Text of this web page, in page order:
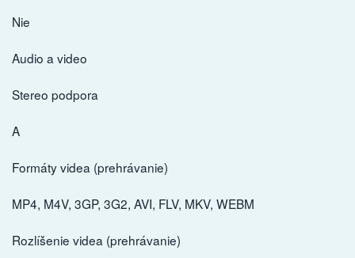
Nie
Audio a video
Stereo podpora
A
Formáty videa (prehrávanie)
MP4, M4V, 3GP, 3G2, AVI, FLV, MKV, WEBM
Rozlíšenie videa (prehrávanie)